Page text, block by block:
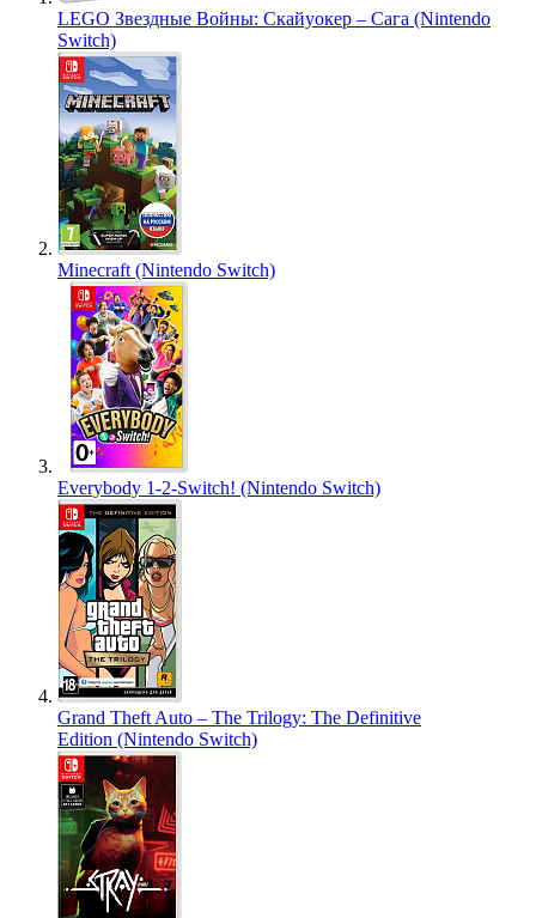
LEGO Звездные Войны: Скайуокер – Сага (Nintendo
Switch)
Minecraft (Nintendo Switch)
Everybody 1-2-Switch! (Nintendo Switch)
Grand Theft Auto – The Trilogy: The Definitive
Edition (Nintendo Switch)